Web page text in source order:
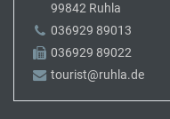
99842 Ruhla
036929 89013
036929 89022
tourist@ruhla.de